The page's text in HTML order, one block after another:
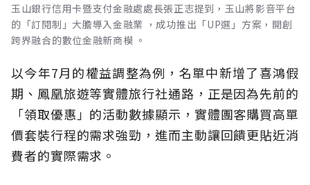
玉山銀行信用卡暨支付金融處處長張正志提到，玉山將影音平台
的「訂閱制」大膽導入金融業 ，成功推出「UP選」方案，開創
跨界融合的數位金融新商模 。
以今年7月的權益調整為例，名單中新增了喜鴻假
期、鳳凰旅遊等實體旅行社通路，正是因為先前的
「領取優惠」的活動數據顯示，實體團客購買高單
價套裝行程的需求強勁，進而主動讓回饋更貼近消
費者的實際需求。